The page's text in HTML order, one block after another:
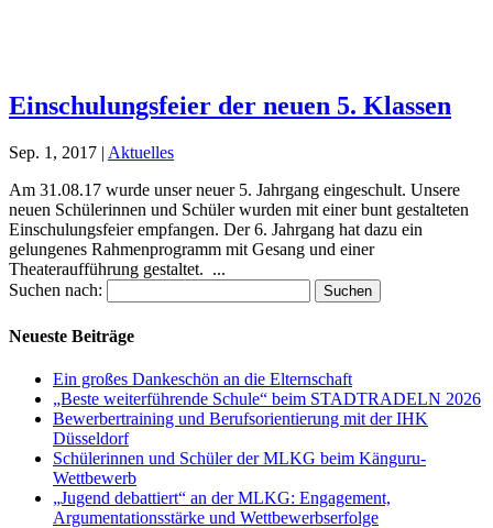
Einschulungsfeier der neuen 5. Klassen
Sep. 1, 2017 | Aktuelles
Am 31.08.17 wurde unser neuer 5. Jahrgang eingeschult. Unsere
neuen Schülerinnen und Schüler wurden mit einer bunt gestalteten
Einschulungsfeier empfangen. Der 6. Jahrgang hat dazu ein
gelungenes Rahmenprogramm mit Gesang und einer
Theateraufführung gestaltet. ...
Suchen nach:
Neueste Beiträge
Ein großes Dankeschön an die Elternschaft
„Beste weiterführende Schule“ beim STADTRADELN 2026
Bewerbertraining und Berufsorientierung mit der IHK
Düsseldorf
Schülerinnen und Schüler der MLKG beim Känguru-
Wettbewerb
„Jugend debattiert“ an der MLKG: Engagement,
Argumentationsstärke und Wettbewerbserfolge